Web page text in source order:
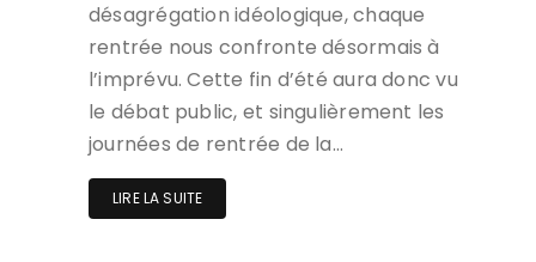
désagrégation idéologique, chaque
rentrée nous confronte désormais à
l’imprévu. Cette fin d’été aura donc vu
le débat public, et singulièrement les
journées de rentrée de la…
LIRE LA SUITE